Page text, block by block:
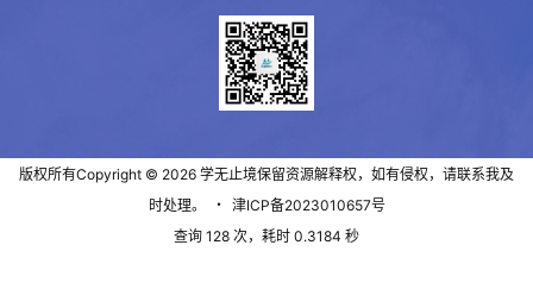
版权所有Copyright © 2026 学无止境保留资源解释权，如有侵权，请联系我及
时处理。
・ 津ICP备2023010657号
查询 128 次，耗时 0.3184 秒